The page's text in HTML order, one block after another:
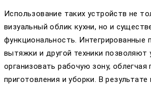
Использование таких устройств не
визуальный облик кухни, но и
функциональность. Интегрированные
вытяжки и другой техники позволяют
организовать рабочую зону, облегчая
приготовления и уборки. В результате